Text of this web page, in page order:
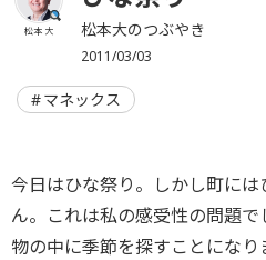
松本 大 松本大のつぶやき
2011/03/03
マネックス
今日はひな祭り。しかし町に
ん。これは私の感受性の問題
物の中に季節を探すことになり